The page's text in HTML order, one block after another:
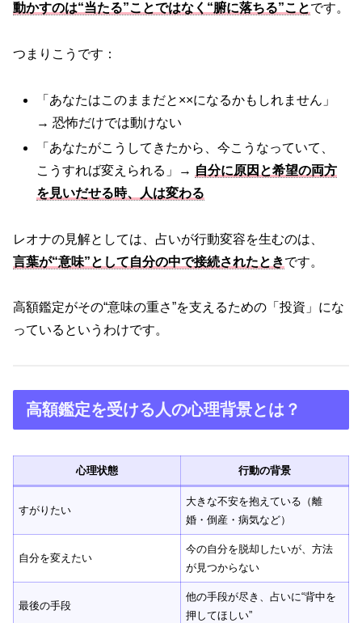
動かすのは“当たる”ことではなく“腑に落ちる”ことです。
つまりこうです：
「あなたはこのままだと××になるかもしれません」
→ 恐怖だけでは動けない
「あなたがこうしてきたから、今こうなっていて、
こうすれば変えられる」→ 自分に原因と希望の両方
を見いだせる時、人は変わる
レオナの見解としては、占いが行動変容を生むのは、
言葉が“意味”として自分の中で接続されたときです。
高額鑑定がその“意味の重さ”を支えるための「投資」にな
っているというわけです。
高額鑑定を受ける人の心理背景とは？
心理状態 行動の背景
すがりたい
大きな不安を抱えている（離
婚・倒産・病気など）
自分を変えたい
今の自分を脱却したいが、方法
が見つからない
最後の手段
他の手段が尽き、占いに“背中を
押してほしい”